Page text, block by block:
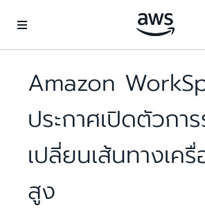
Amazon
ประกาศเปิดตัวกา
เปลี่ยนเส้นทางเ
สูง